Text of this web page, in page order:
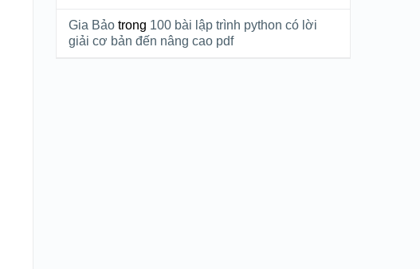
Gia Bảo trong 100 bài lập trình python có lời
giải cơ bản đến nâng cao pdf